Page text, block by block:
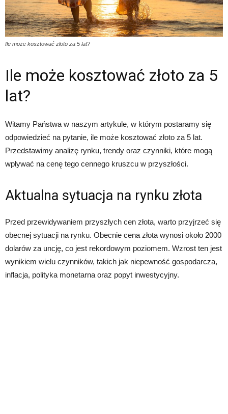
Ile może kosztować złoto za 5 lat?
Ile może kosztować złoto za 5
lat?
Witamy Państwa w naszym artykule, w którym postaramy się
odpowiedzieć na pytanie, ile może kosztować złoto za 5 lat.
Przedstawimy analizę rynku, trendy oraz czynniki, które mogą
wpływać na cenę tego cennego kruszcu w przyszłości.
Aktualna sytuacja na rynku złota
Przed przewidywaniem przyszłych cen złota, warto przyjrzeć się
obecnej sytuacji na rynku. Obecnie cena złota wynosi około 2000
dolarów za uncję, co jest rekordowym poziomem. Wzrost ten jest
wynikiem wielu czynników, takich jak niepewność gospodarcza,
inflacja, polityka monetarna oraz popyt inwestycyjny.